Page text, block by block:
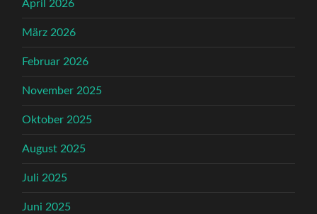
April 2026
März 2026
Februar 2026
November 2025
Oktober 2025
August 2025
Juli 2025
Juni 2025